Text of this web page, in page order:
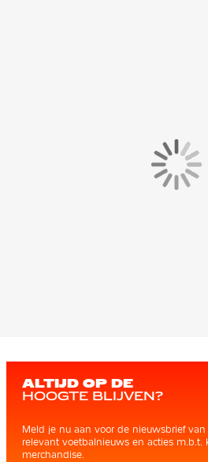
ALTIJD OP DE
HOOGTE BLIJVEN?
Meld je nu aan voor de nieuwsbrief
relevant voetbalnieuws en acties m.b.t.
merchandise.